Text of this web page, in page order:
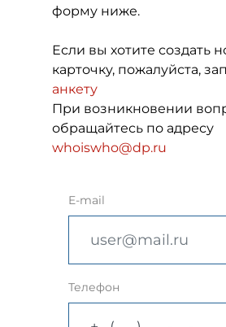
форму ниже.
Если вы хотите создать
карточку, пожалуйста,
анкету
При возникновении
обращайтесь по адресу
whoiswho@dp.ru
E-mail
Телефон